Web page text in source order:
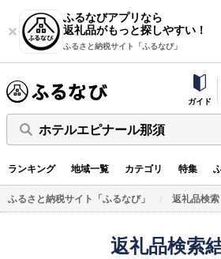
ふるなびアプリなら
返礼品がもっと探しやすい！
ふるさと納税サイト「ふるなび」
ガイド
ホテルエピナール那須
ランキング 地域一覧 カテゴリ 特集
ふるさと納税サイト「ふるなび」 返礼品検索
返礼品検索